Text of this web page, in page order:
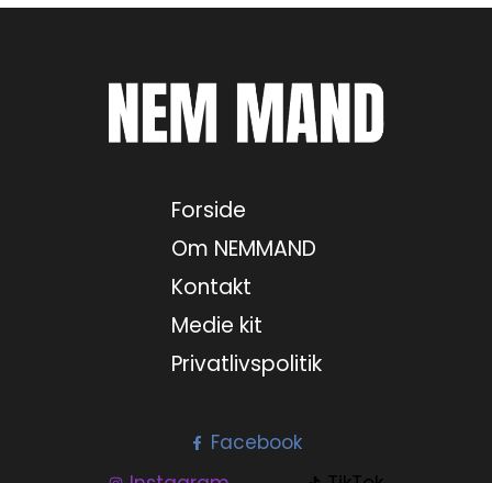
Forside
Om NEMMAND
Kontakt
Medie kit
Privatlivspolitik
Facebook